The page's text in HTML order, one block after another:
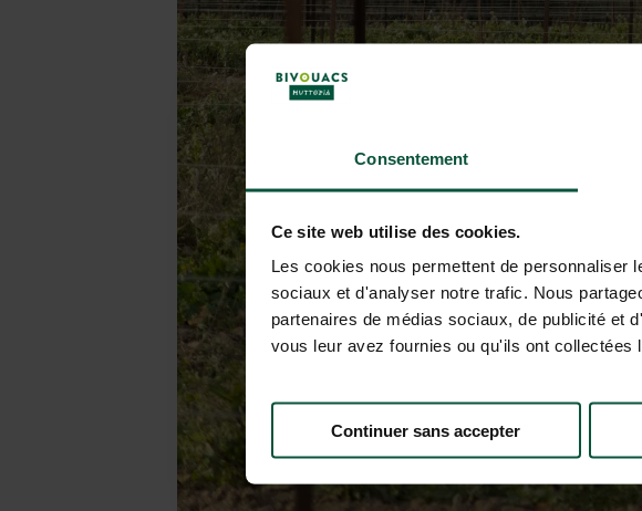
Consentement
Ce site web utilise des cookies.
Les cookies nous permettent de personnaliser
sociaux et d'analyser notre trafic. Nous
partenaires de médias sociaux, de publicité et
vous leur avez fournies ou qu'ils ont
Continuer sans accepter